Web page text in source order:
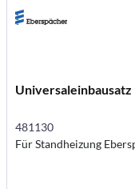
481130
Für Standheizung